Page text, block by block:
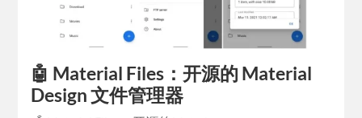
🤖 Material Files：开源的 Material
Design 文件管理器